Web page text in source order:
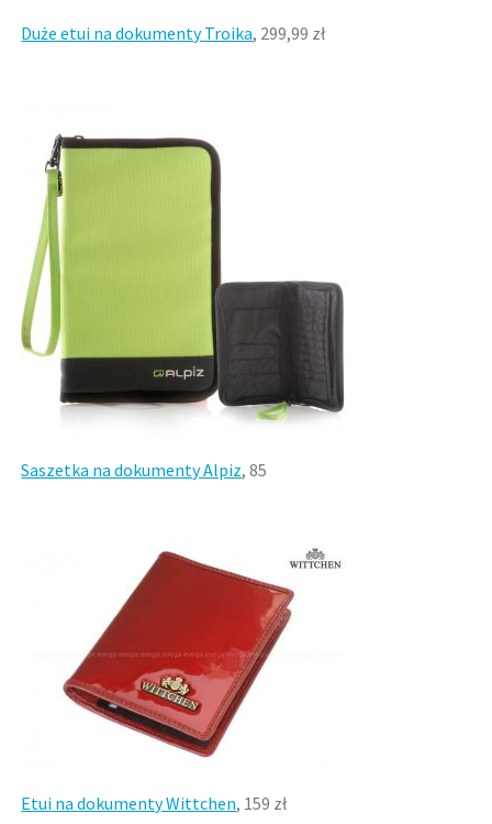
Duże etui na dokumenty Troika, 299,99 zł
Saszetka na dokumenty Alpiz, 85
Etui na dokumenty Wittchen, 159 zł